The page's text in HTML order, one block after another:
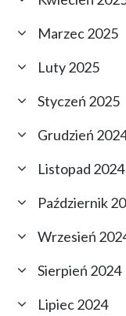
Marzec 2025
Luty 2025
Styczeń 2025
Grudzień
Listopad 2024
Październik
Wrzesień
Sierpień 2024
Lipiec 2024